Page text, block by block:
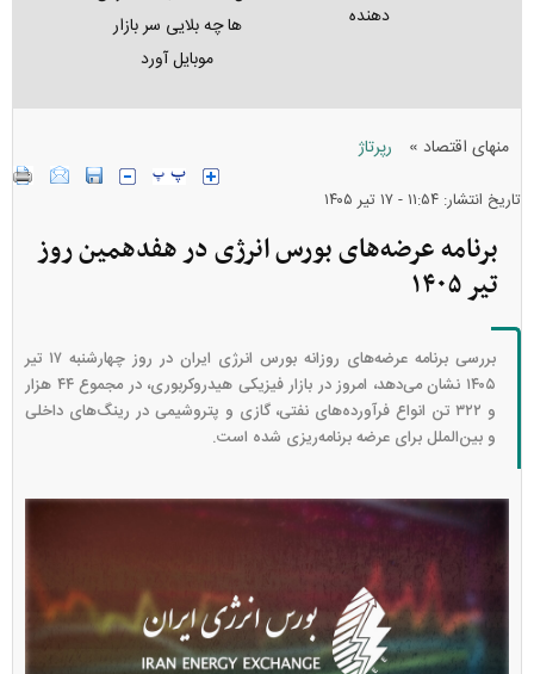
دهنده
ها چه بلایی سر بازار
موبایل آورد
منهای اقتصاد » رپرتاژ
تاریخ انتشار: ۱۱:۵۴ - ۱۷ تير ۱۴۰۵
برنامه عرضه‌های بورس انرژی در هفدهمین روز
تیر ۱۴۰۵
بررسی برنامه عرضه‌های روزانه بورس انرژی ایران در روز چهارشنبه ۱۷ تیر
۱۴۰۵ نشان می‌دهد، امروز در بازار فیزیکی هیدروکربوری، در مجموع ۴۴ هزار
و ۳۲۲ تن انواع فرآورده‌های نفتی، گازی و پتروشیمی در رینگ‌های داخلی
و بین‌الملل برای عرضه برنامه‌ریزی شده است.